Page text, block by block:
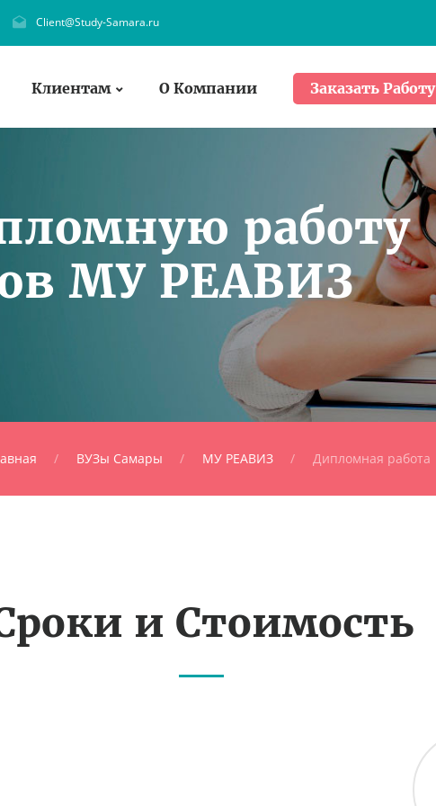
Client@Study-Samara.ru
Клиентам О Компании Заказать Работу
работу
МУ РЕАВИЗ
ВУЗы Самары МУ РЕАВИЗ Дипломная работа
и Стоимость